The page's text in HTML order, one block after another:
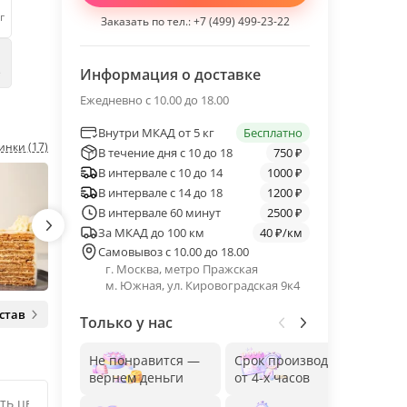
(17)
Заказать по тел.:+7 (499) 499-23-22
Информация о доставке
Ежедневно с 10.00 до 18.00
Внутри МКАД от 5 кг
Бесплатно
В течение дня с 10 до 18
750 ₽
В интервале с 10 до 14
1000 ₽
В интервале с 14 до 18
1200 ₽
В интервале 60 минут
2500 ₽
За МКАД до 100 км
40 ₽/км
Самовывоз с 10.00 до 18.00
г. Москва, метро Пражская
м. Южная, ул. Кировоградская 9к4
Только у нас
Не понравится —
вернем деньги
Срок производства
от 4-х часов